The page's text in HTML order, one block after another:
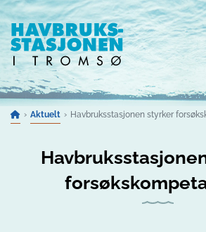
Gå til innhold
Aktuelt Havbruksstasjonen styrker